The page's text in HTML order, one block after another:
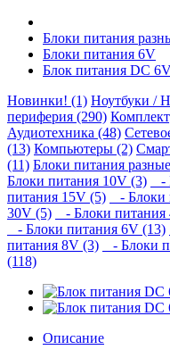
Блоки питания
Блоки питания 6V
Блок питания DC
Новинки! (1) Ноутбуки /
периферия (290)
Аудиотехника (48)
(13) Компьютеры (2)
(11) Блоки питания
Блоки питания 10V (3)
-
питания 15V (5)
- Блоки
30V (5)
- Блоки питания
- Блоки питания 6V (13)
питания 8V (3)
- Блоки
(118)
Описание